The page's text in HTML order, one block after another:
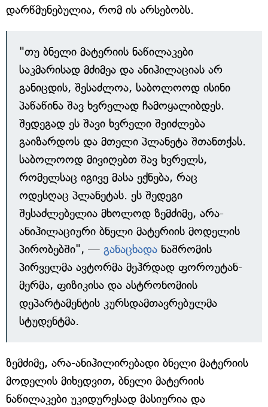
დარწმუნებულია, რომ ის არსებობს.
"თუ ბნელი მატერიის ნაწილაკები
საკმარისად მძიმეა და ანიჰილაციას არ
განიცდის, შესაძლოა, საბოლოოდ ისინი
პაწაწინა შავ ხვრელად ჩამოყალიბდეს.
შედეგად ეს შავი ხვრელი შეიძლება
გაიზარდოს და მთელი პლანეტა შთანთქას.
საბოლოოდ მივიღებთ შავ ხვრელს,
რომელსაც იგივე მასა ექნება, რაც
ოდესღაც პლანეტას. ეს შედეგი
შესაძლებელია მხოლოდ ზემძიმე, არა-
ანიჰილაციური ბნელი მატერიის მოდელის
პირობებში", — განაცხადა ნაშრომის
პირველმა ავტორმა მეჰრდად ფოროუტან-
მერმა, ფიზიკისა და ასტრონომიის
დეპარტამენტის კურსდამთავრებულმა
სტუდენტმა.
ზემძიმე, არა-ანიჰილირებადი ბნელი მატერიის
მოდელის მიხედვით, ბნელი მატერიის
ნაწილაკები უკიდურესად მასიურია და